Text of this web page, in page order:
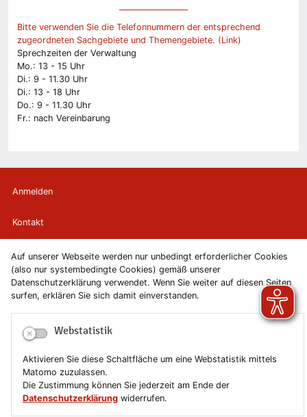
Auf unserer Webseite werden nur unbedingt erforderlicher Cookies
(also nur systembedingte Cookies) gemäß unserer
Datenschutzerklärung verwendet. Wenn Sie weiter auf diesen Seiten
surfen, erklären Sie sich damit einverstanden.
Webstatistik
Aktivieren Sie diese Schaltfläche um eine Webstatistik mittels
Matomo zuzulassen.
Die Zustimmung können Sie jederzeit am Ende der
Datenschutzerklärung widerrufen.
Bitte verwenden Sie die Telefonnummern der entsprechend
zugeordneten Sachgebiete und Themengebiete. (Link)
Sprechzeiten der Verwaltung
Mo.: 13 - 15 Uhr
Di.: 9 - 11.30 Uhr
Di.: 13 - 18 Uhr
Do.: 9 - 11.30 Uhr
Fr.: nach Vereinbarung
Anmelden
Kontakt
Newsletter
Newsletterabmeldung
Impressum
Datenschutzerklärung
Erklärung zur Barrierefreiheit
Leichte Sprache